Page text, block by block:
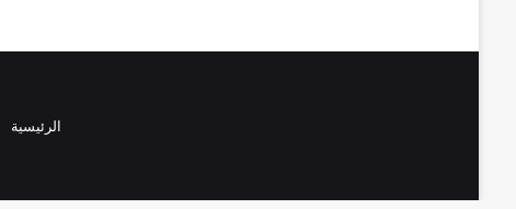
الرئيسية